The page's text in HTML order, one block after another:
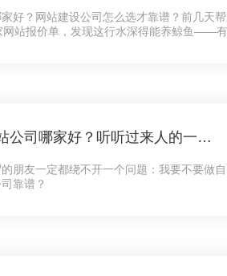
好？网站建设公司怎么选才靠谱？前几天
网站报价单，发现这行水深得能养鲸鱼——
广州外贸建站公司哪家好？听听过来人的一点体会
朋友一定都绕不开一个问题：我要不要做
靠谱？